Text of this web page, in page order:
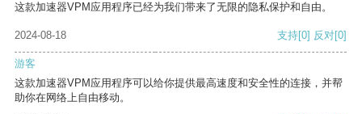
这款加速器VPM应用程序已经为我们带来了无限的隐私保护和自由。
2024-08-18 支持[0] 反对[0]
游客
这款加速器VPM应用程序可以给你提供最高速度和安全性的连接，并帮
助你在网络上自由移动。